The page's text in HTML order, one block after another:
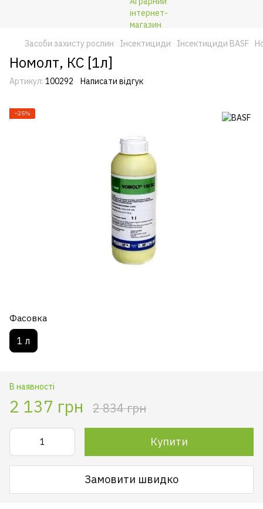
Засоби захисту рослин Інсектициди Інсектициди BASF
Номолт, КС [1л]
Артикул: 100292 Написати відгук
−25%
Фасовка
1 л
В наявності
2 137 грн 2 834 грн
Купити
Замовити швидко